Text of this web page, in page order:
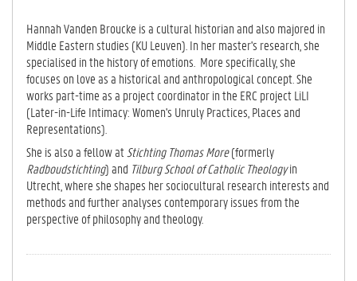
D)
Hannah Vanden Broucke is a cultural historian and also majored in
Middle Eastern studies (KU Leuven). In her master's research, she
specialised in the history of emotions. More specifically, she
focuses on love as a historical and anthropological concept. She
works part-time as a project coordinator in the ERC project LiLI
(Later-in-Life Intimacy: Women's Unruly Practices, Places and
Representations).
She is also a fellow at Stichting Thomas More(formerly
Radboudstichting) and Tilburg School of Catholic Theologyin
Utrecht, where she shapes her sociocultural research interests and
methods and further analyses contemporary issues from the
perspective of philosophy and theology.